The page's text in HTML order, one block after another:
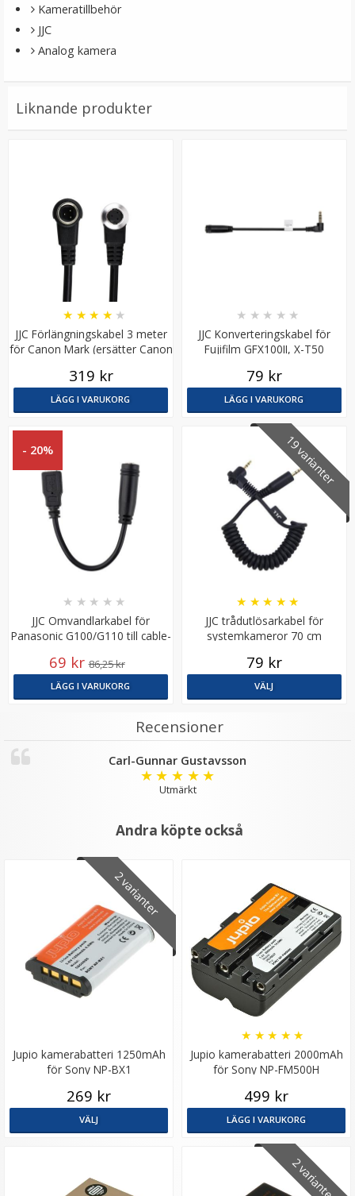
Weifeng WT3130 Trebensstativ 124cm för mindre
kamera/mobil
★★ ★★
LÄGG I VARUKORG
Puluz 15.5cm Ministativ röd för kamera &
mobilhållare av aluminium
★★★★★
199 kr
299 kr
JJC CL-B12 dammblåsare/blåsbälg för optik svart
Kameratillbehör
JJC
Analog kamera
Liknande produkter
JJC Förlängningskabel 3 meter
för Canon Mark (ersätter Canon
★ ★ ★ ★ ★
319 kr
LÄGG I VARUKORG
JJC Konverteringskabel för
Fujifilm GFX100II, X-T50
★ ★ ★ ★ ★
79 kr
LÄGG I VARUKORG
- 20%
JJC Omvandlarkabel för
Panasonic G100/G110 till cable-
★ ★ ★ ★ ★
69 kr 86,25 kr
LÄGG I VARUKORG
19 varianter
JJC trådutlösarkabel för
systemkameror 70 cm
★ ★ ★ ★ ★
79 kr
VÄLJ
Recensioner
Carl-Gunnar Gustavsson
★ ★ ★ ★ ★
Utmärkt
Andra köpte också
2 varianter
Jupio kamerabatteri 1250mAh
för Sony NP-BX1
269 kr
VÄLJ
Jupio kamerabatteri 2000mAh
för Sony NP-FM500H
★ ★ ★ ★ ★
499 kr
LÄGG I VARUKORG
2 varianter